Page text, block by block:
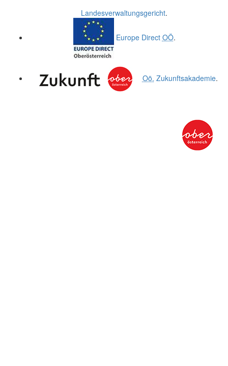
Landesverwaltungsgericht.
Europe Direct OÖ.
Oö. Zukunftsakademie.